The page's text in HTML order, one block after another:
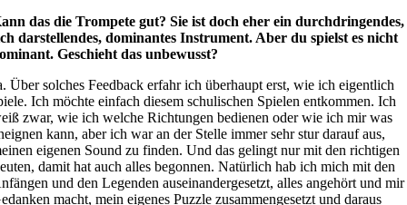
das die Trompete gut? Sie ist doch eher ein durchdringendes,
darstellendes, dominantes Instrument. Aber du spielst es nicht
Geschieht das unbewusst?
Über solches Feedback erfahr ich überhaupt erst, wie ich eigentlich
Ich möchte einfach diesem schulischen Spielen entkommen. Ich
zwar, wie ich welche Richtungen bedienen oder wie ich mir was
kann, aber ich war an der Stelle immer sehr stur darauf aus,
eigenen Sound zu finden. Und das gelingt nur mit den richtigen
damit hat auch alles begonnen. Natürlich hab ich mich mit den
und den Legenden auseinandergesetzt, alles angehört und mir
macht, mein eigenes Puzzle zusammengesetzt und daraus